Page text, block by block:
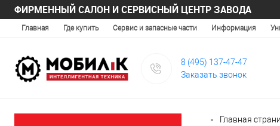
ФИРМЕННЫЙ САЛОН И СЕРВИСНЫЙ ЦЕНТР ЗАВОДА
Главная Где купить Сервис и запасные части Информация
8 (495) 137-47-47
Заказать звонок
Главная